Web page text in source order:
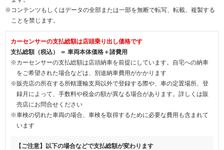
※コンテンツもしくはデータの全部または一部を無断で転写、転載、複製する
ことを禁じます。
カーセンサーの支払総額は店頭乗り出し価格です
支払総額（税込） ＝ 車両本体価格＋諸費用
※カーセンサーの支払総額は店頭納車を前提にしています。自宅への納車
をご希望された場合などは、別途納車費用がかかります
※販売店の所在する所轄運輸支局以外で登録する際や、車の定置場所、登
録月によって、手数料や税金の額が異なる場合があります。詳しくは販
売店にお問合せください
※車検の切れた車両の場合、車検を取得するために必要な費用も含まれて
います
【ご注意】以下の場合などで支払総額が変わります